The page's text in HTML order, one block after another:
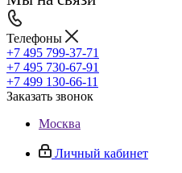
Телефоны
+7 495 799-37-71
+7 495 730-67-91
+7 499 130-66-11
Заказать звонок
Москва
Личный кабинет